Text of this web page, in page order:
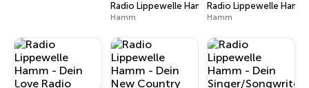
Radio Lippewelle Hamm - Dein Karnevals-Radio
Hamm
Radio Lippewelle
Hamm